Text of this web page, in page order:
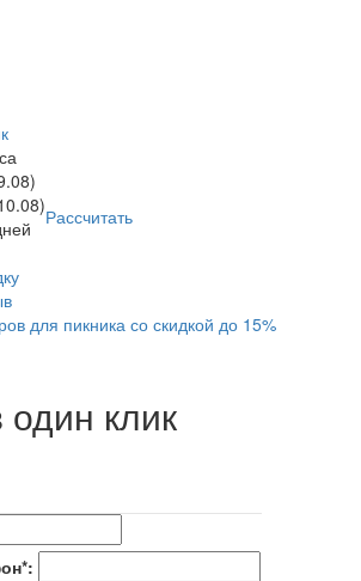
Рассчитать
для пикника со скидкой до 15%
один клик